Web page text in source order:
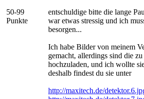
50-99
Punkte
entschuldige bitte die lange
war etwas stressig und ich
besorgen...
Ich habe Bilder von meinem
gemacht, allerdings sind die
hochzuladen, und ich wollte
deshalb findest du sie unter
http://maxitech.de/